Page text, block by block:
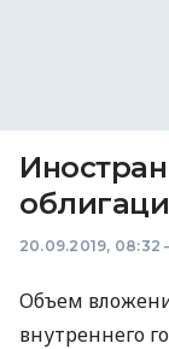
20.09.2019, 08:32
Объем
внутреннего